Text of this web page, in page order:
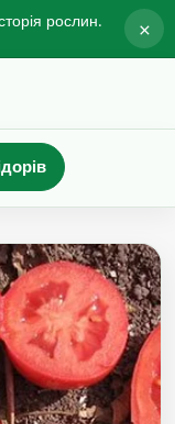
рослин. ×